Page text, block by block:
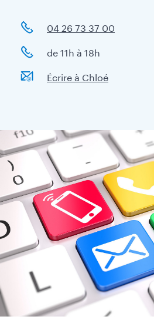
04 26 73 37 00
de 11h à 18h
Écrire à Chloé